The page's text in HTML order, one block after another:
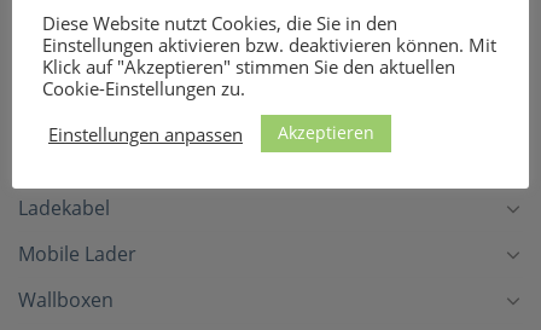
bei einem unserer zahlreichen Partner – mit dem
passenden Ladeequipment sind Sie für jede Situation
gerüstet!
LADEZUBEHÖR
Ladekabel
Mobile Lader
Wallboxen
Diese Website nutzt Cookies, die Sie in den
Einstellungen aktivieren bzw. deaktivieren können. Mit
Klick auf "Akzeptieren" stimmen Sie den aktuellen
Cookie-Einstellungen zu.
Einstellungen anpassen
Akzeptieren